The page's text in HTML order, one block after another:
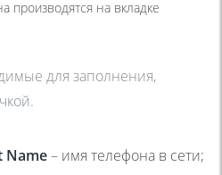
производятся на вкладке
для заполнения,
Name– имя телефона в сети;